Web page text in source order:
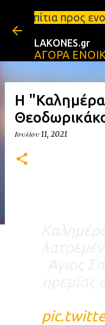
Μετάβαση
στη
LAKONES.gr
ΑΓΟΡΑ
Η
Ιουλίου 11, 2021